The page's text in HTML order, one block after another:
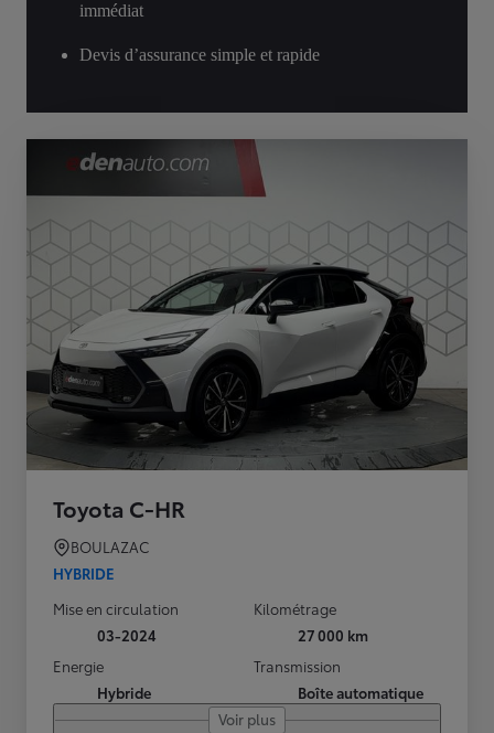
immédiat
Devis d’assurance simple et rapide
Toyota C-HR
BOULAZAC
HYBRIDE
Mise en circulation
03-2024
Kilométrage
27 000 km
Energie
Hybride
Transmission
Boîte automatique
Voir plus